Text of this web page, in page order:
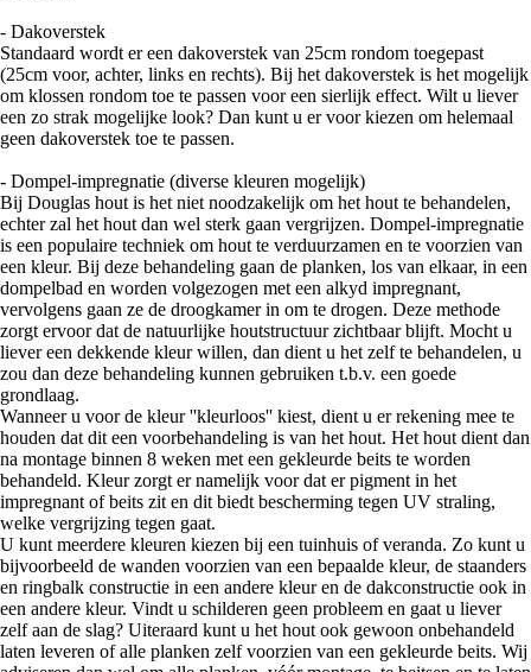
- Dakoverstek
Standaard wordt er een dakoverstek van 25cm rondom toegepast
(25cm voor, achter, links en rechts). Bij het dakoverstek is het mogelijk
om klossen rondom toe te passen voor een sierlijk effect. Wilt u liever
een zo strak mogelijke look? Dan kunt u er voor kiezen om helemaal
geen dakoverstek toe te passen.
- Dompel-impregnatie (diverse kleuren mogelijk)
Bij Douglas hout is het niet noodzakelijk om het hout te behandelen,
echter zal het hout dan wel sterk gaan vergrijzen. Dompel-impregnatie
is een populaire techniek om hout te verduurzamen en te voorzien van
een kleur. Bij deze behandeling gaan de planken, los van elkaar, in een
dompelbad en worden volgezogen met een alkyd impregnant,
vervolgens gaan ze de droogkamer in om te drogen. Deze methode
zorgt ervoor dat de natuurlijke houtstructuur zichtbaar blijft. Mocht u
liever een dekkende kleur willen, dan dient u het zelf te behandelen, u
zou dan deze behandeling kunnen gebruiken t.b.v. een goede
grondlaag.
Wanneer u voor de kleur ''kleurloos'' kiest, dient u er rekening mee te
houden dat dit een voorbehandeling is van het hout. Het hout dient dan
na montage binnen 8 weken met een gekleurde beits te worden
behandeld. Kleur zorgt er namelijk voor dat er pigment in het
impregnant of beits zit en dit biedt bescherming tegen UV straling,
welke vergrijzing tegen gaat.
U kunt meerdere kleuren kiezen bij een tuinhuis of veranda. Zo kunt u
bijvoorbeeld de wanden voorzien van een bepaalde kleur, de staanders
en ringbalk constructie in een andere kleur en de dakconstructie ook in
een andere kleur. Vindt u schilderen geen probleem en gaat u liever
zelf aan de slag? Uiteraard kunt u het hout ook gewoon onbehandeld
laten leveren of alle planken zelf voorzien van een gekleurde beits. Wij